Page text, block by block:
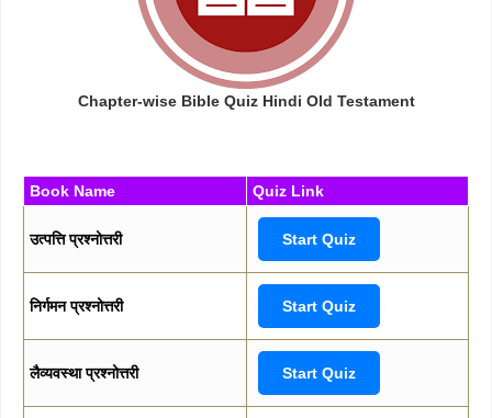
Chapter-wise Bible Quiz Hindi Old Testament
Book Name Quiz Link
उत्पत्ति प्रश्नोत्तरी Start Quiz
निर्गमन प्रश्नोत्तरी Start Quiz
लैव्यवस्था प्रश्नोत्तरी Start Quiz